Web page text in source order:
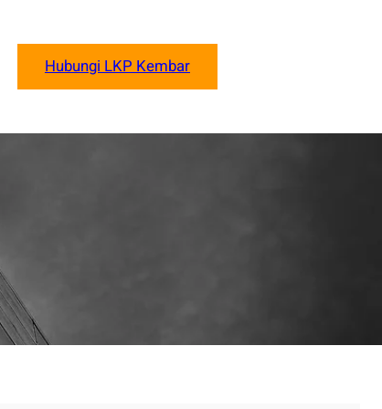
Hubungi LKP Kembar